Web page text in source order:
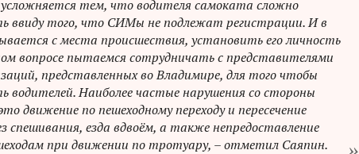
усложняется тем, что водителя самоката сложно
ввиду того, что СИМы не подлежат регистрации. И в
с места происшествия, установить его личность
вопросе пытаемся сотрудничать с представителями
представленных во Владимире, для того чтобы
водителей. Наиболее частые нарушения со стороны
движение по пешеходному переходу и пересечение
спешивания, езда вдвоём, а также непредоставление
при движении по тротуару, – отметил Саяпин.